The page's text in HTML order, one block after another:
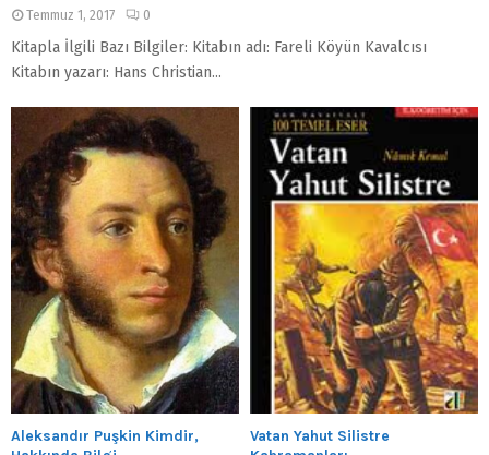
Temmuz 1, 2017 0
Kitapla İlgili Bazı Bilgiler: Kitabın adı: Fareli Köyün Kavalcısı
Kitabın yazarı: Hans Christian...
Aleksandır Puşkin Kimdir,
Vatan Yahut Silistre